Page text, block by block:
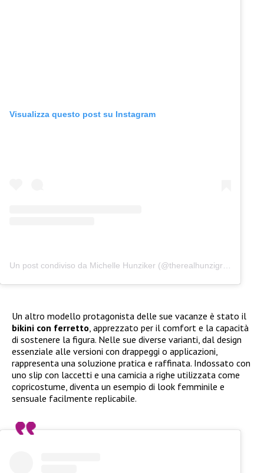
Visualizza questo post su Instagram
Un altro modello protagonista delle sue vacanze è stato il
bikini con ferretto , apprezzato per il comfort e la capacità
di sostenere la figura. Nelle sue diverse varianti, dal design
essenziale alle versioni con drappeggi o applicazioni,
rappresenta una soluzione pratica e raffinata. Indossato con
uno slip con laccetti e una camicia a righe utilizzata come
copricostume, diventa un esempio di look femminile e
sensuale facilmente replicabile.